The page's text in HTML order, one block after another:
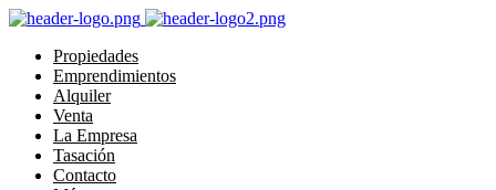
Propiedades
Emprendimientos
Alquiler
Venta
La Empresa
Tasación
Contacto